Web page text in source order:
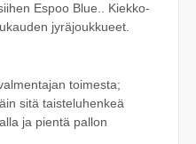
Espoo Blue.. Kiekko-
jyräjoukkueet.
toimesta;
sitä taisteluhenkeä
ja pientä pallon